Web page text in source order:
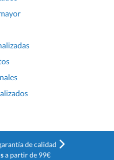
de calidad
a partir de 99€